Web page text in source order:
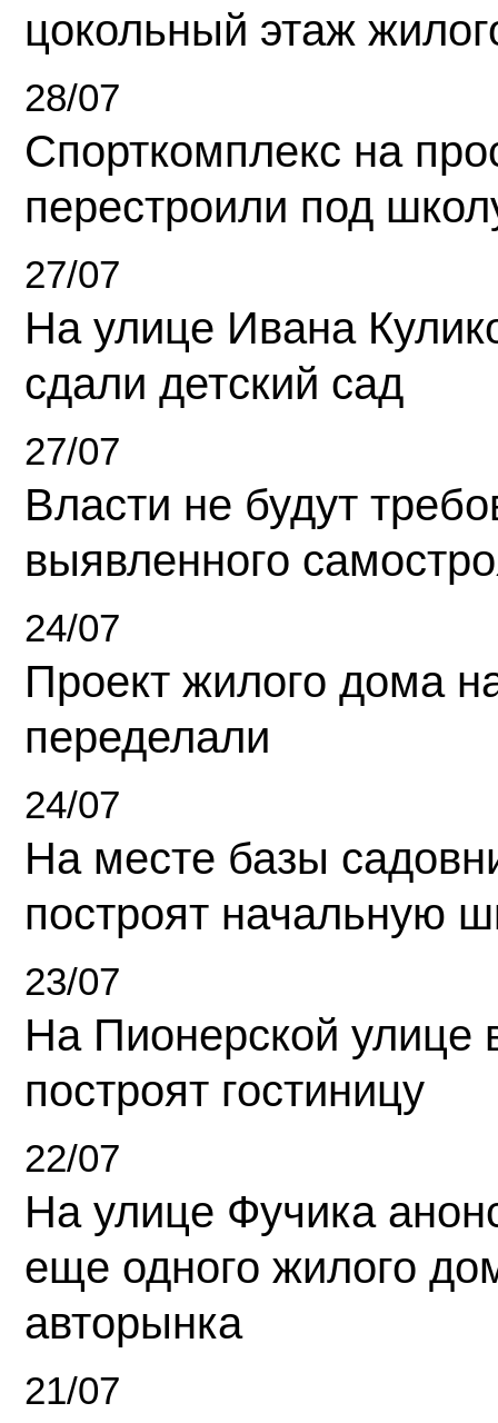
цокольный этаж
28/07
Спорткомплекс на
перестроили под
27/07
На улице Ивана
сдали детский сад
27/07
Власти не будут
выявленного
24/07
Проект жилого дома
переделали
24/07
На месте базы
построят начальную
23/07
На Пионерской улице
построят гостиницу
22/07
На улице Фучика
еще одного жилого
авторынка
21/07